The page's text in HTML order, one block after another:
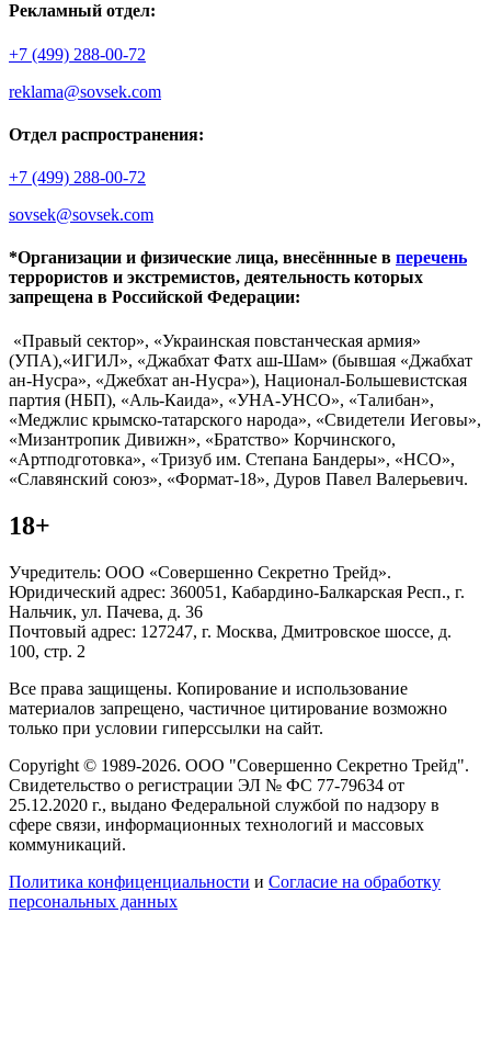
Рекламный отдел:
+7 (499) 288-00-72
reklama@sovsek.com
Отдел распространения:
+7 (499) 288-00-72
sovsek@sovsek.com
*Организации и физические лица, внесённные в перечень
террористов и экстремистов, деятельность которых
запрещена в Российской Федерации:
«Правый сектор», «Украинская повстанческая армия»
(УПА),«ИГИЛ», «Джабхат Фатх аш-Шам» (бывшая «Джабхат
ан-Нусра», «Джебхат ан-Нусра»), Национал-Большевистская
партия (НБП), «Аль-Каида», «УНА-УНСО», «Талибан»,
«Меджлис крымско-татарского народа», «Свидетели Иеговы»,
«Мизантропик Дивижн», «Братство» Корчинского,
«Артподготовка», «Тризуб им. Степана Бандеры», «НСО»,
«Славянский союз», «Формат-18», Дуров Павел Валерьевич.
18+
Учредитель: ООО «Совершенно Секретно Трейд».
Юридический адрес: 360051, Кабардино-Балкарская Респ., г.
Нальчик, ул. Пачева, д. 36
Почтовый адрес: 127247, г. Москва, Дмитровское шоссе, д.
100, стр. 2
Все права защищены. Копирование и использование
материалов запрещено, частичное цитирование возможно
только при условии гиперссылки на сайт.
Copyright © 1989-2026. ООО "Совершенно Секретно Трейд".
Свидетельство о регистрации ЭЛ № ФС 77-79634 от
25.12.2020 г., выдано Федеральной службой по надзору в
сфере связи, информационных технологий и массовых
коммуникаций.
Политика конфиценциальности и Согласие на обработку
персональных данных